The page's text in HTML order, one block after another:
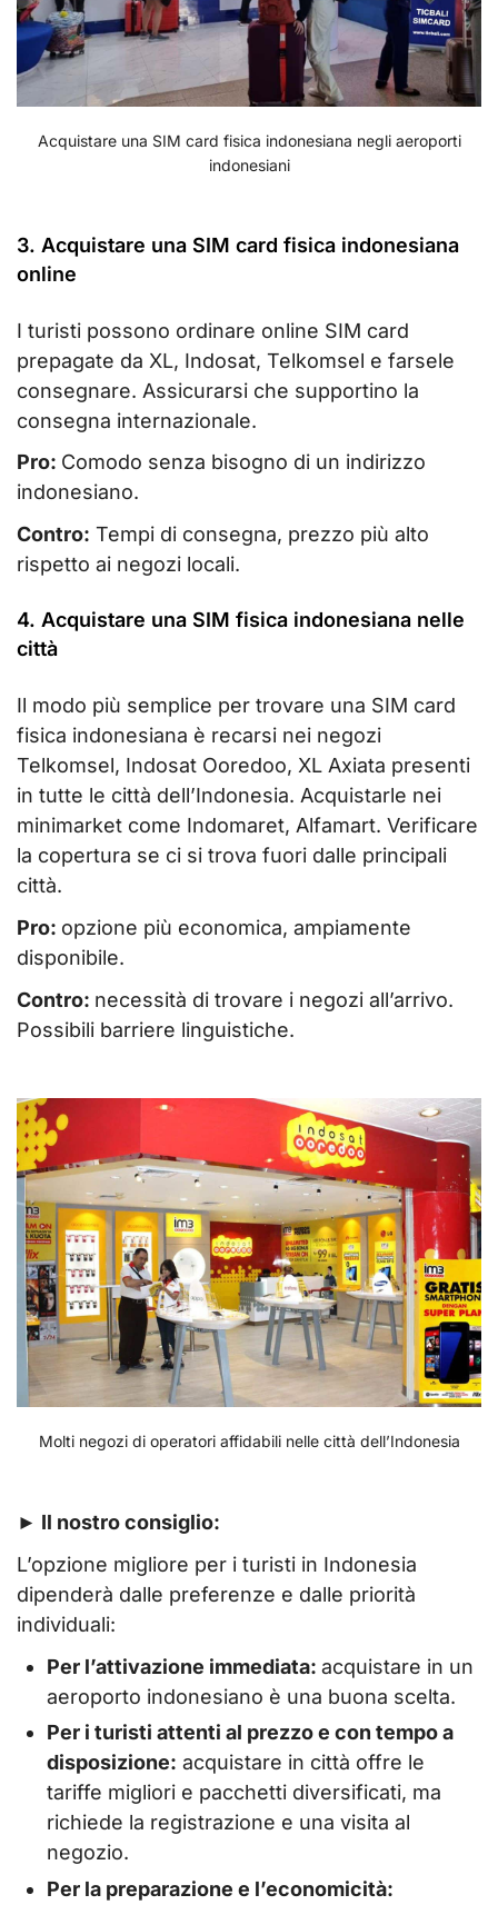
Acquistare una SIM card fisica indonesiana negli aeroporti
indonesiani
3. Acquistare una SIM card fisica indonesiana
online
I turisti possono ordinare online SIM card
prepagate da XL, Indosat, Telkomsel e farsele
consegnare. Assicurarsi che supportino la
consegna internazionale.
Pro: Comodo senza bisogno di un indirizzo
indonesiano.
Contro: Tempi di consegna, prezzo più alto
rispetto ai negozi locali.
4. Acquistare una SIM fisica indonesiana nelle
città
Il modo più semplice per trovare una SIM card
fisica indonesiana è recarsi nei negozi
Telkomsel, Indosat Ooredoo, XL Axiata presenti
in tutte le città dell’Indonesia. Acquistarle nei
minimarket come Indomaret, Alfamart. Verificare
la copertura se ci si trova fuori dalle principali
città.
Pro: opzione più economica, ampiamente
disponibile.
Contro: necessità di trovare i negozi all’arrivo.
Possibili barriere linguistiche.
Molti negozi di operatori affidabili nelle città dell’Indonesia
► Il nostro consiglio:
L’opzione migliore per i turisti in Indonesia
dipenderà dalle preferenze e dalle priorità
individuali:
Per l’attivazione immediata: acquistare in un
aeroporto indonesiano è una buona scelta.
Per i turisti attenti al prezzo e con tempo a
disposizione: acquistare in città offre le
tariffe migliori e pacchetti diversificati, ma
richiede la registrazione e una visita al
negozio.
Per la preparazione e l’economicità: